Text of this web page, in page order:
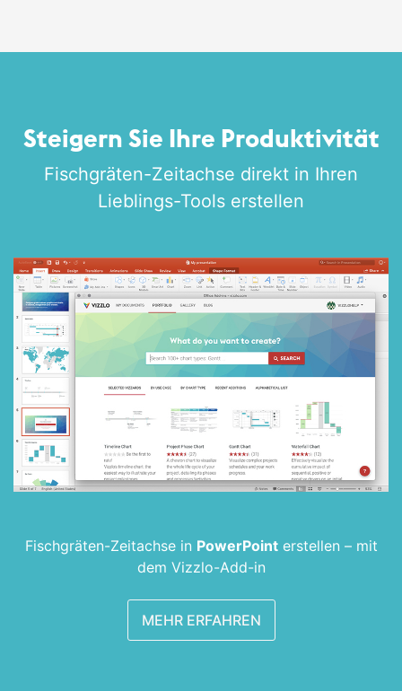
Steigern Sie Ihre Produktivität
Fischgräten-Zeitachse direkt in Ihren
Lieblings-Tools erstellen
Fischgräten-Zeitachse in PowerPointerstellen – mit
dem Vizzlo-Add-in
MEHR ERFAHREN